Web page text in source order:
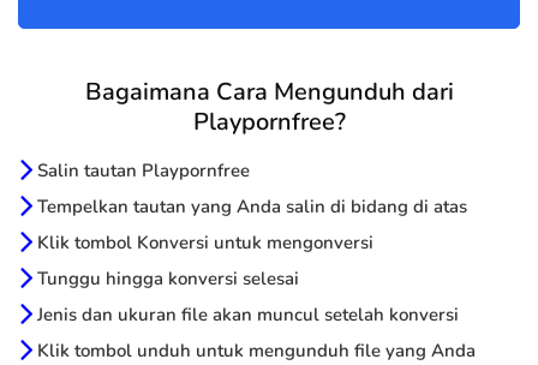
Bagaimana Cara Mengunduh dari
Playpornfree?
Salin tautan Playpornfree
Tempelkan tautan yang Anda salin di bidang di atas
Klik tombol Konversi untuk mengonversi
Tunggu hingga konversi selesai
Jenis dan ukuran file akan muncul setelah konversi
Klik tombol unduh untuk mengunduh file yang Anda